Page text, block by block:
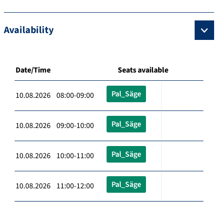
Availability
Date/Time Seats available
10.08.2026 08:00-09:00 Pal_Säge
10.08.2026 09:00-10:00 Pal_Säge
10.08.2026 10:00-11:00 Pal_Säge
10.08.2026 11:00-12:00 Pal_Säge